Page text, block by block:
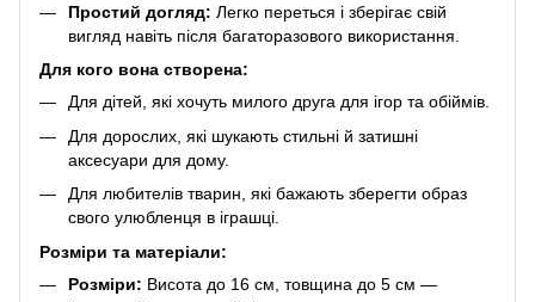
Простий догляд: Легко переться і зберігає свій
вигляд навіть після багаторазового використання.
Для кого вона створена:
Для дітей, які хочуть милого друга для ігор та обіймів.
Для дорослих, які шукають стильні й затишні
аксесуари для дому.
Для любителів тварин, які бажають зберегти образ
свого улюбленця в іграшці.
Розміри та матеріали:
Розміри: Висота до 16 см, товщина до 5 см —